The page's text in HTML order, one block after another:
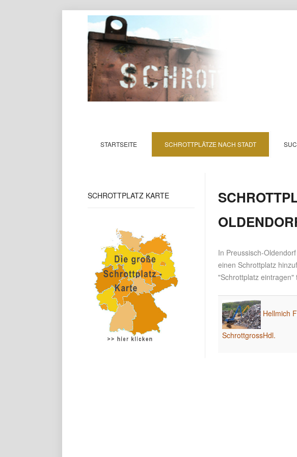
STARTSEITE SCHROTTPLÄTZE NACH STADT
SCHROTTPLATZ KARTE
In Preussisch-
einen Schrottplatz
"Schrottplatz eintragen"
Hellmich
SchrottgrossHdl.